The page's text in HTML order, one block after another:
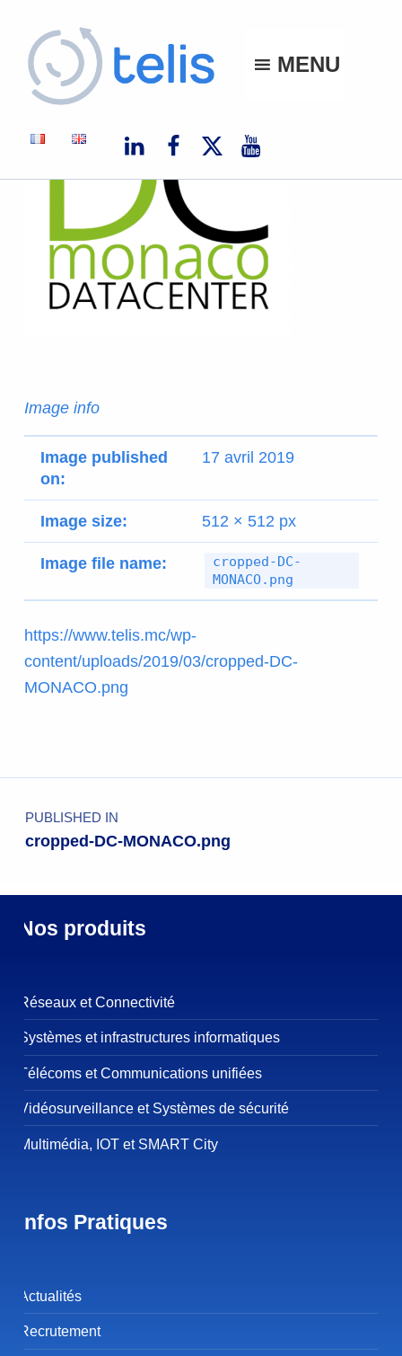
MENU
Image info
Image published
on:
17 avril 2019
Image size: 512 × 512 px
Image file name:
cropped-DC-
MONACO.png
https://www.telis.mc/wp-
content/uploads/2019/03/cropped-DC-
MONACO.png
PUBLISHED IN
cropped-DC-MONACO.png
Nos produits
Réseaux et Connectivité
Systèmes et infrastructures informatiques
Télécoms et Communications unifiées
Vidéosurveillance et Systèmes de sécurité
Multimédia, IOT et SMART City
Infos Pratiques
Actualités
Recrutement